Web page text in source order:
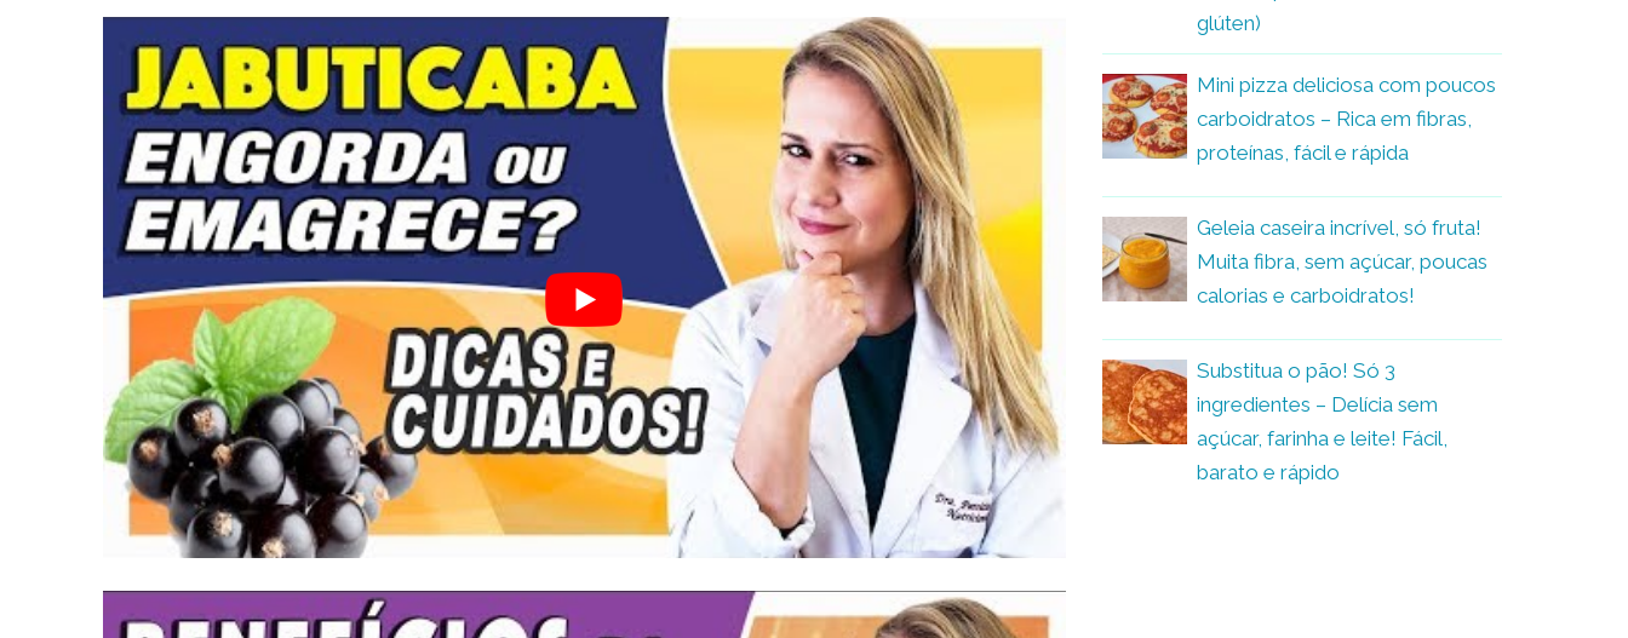
glúten)
Mini pizza deliciosa com poucos
carboidratos – Rica em fibras,
proteínas, fácil e rápida
Geleia caseira incrível, só fruta!
Muita fibra, sem açúcar, poucas
calorias e carboidratos!
Substitua o pão! Só 3
ingredientes – Delícia sem
açúcar, farinha e leite! Fácil,
barato e rápido